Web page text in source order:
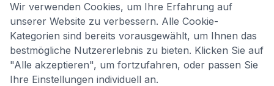
Wir verwenden Cookies, um Ihre Erfahrung auf
unserer Website zu verbessern. Alle Cookie-
Kategorien sind bereits vorausgewählt, um Ihnen das
bestmögliche Nutzererlebnis zu bieten. Klicken Sie auf
"Alle akzeptieren", um fortzufahren, oder passen Sie
Ihre Einstellungen individuell an.